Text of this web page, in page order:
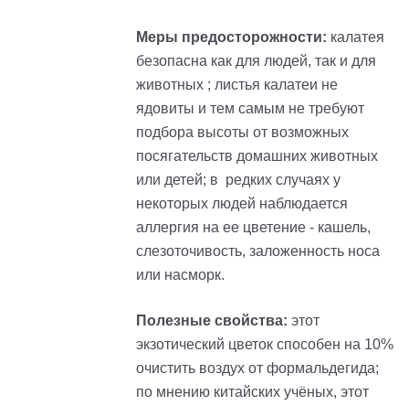
Меры предосторожности: калатея
безопасна как для людей, так и для
животных ; листья калатеи не
ядовиты и тем самым не требуют
подбора высоты от возможных
посягательств домашних животных
или детей; в редких случаях у
некоторых людей наблюдается
аллергия на ее цветение - кашель,
слезоточивость, заложенность носа
или насморк.
Полезные свойства: этот
экзотический цветок способен на 10%
очистить воздух от формальдегида;
по мнению китайских учёных, этот